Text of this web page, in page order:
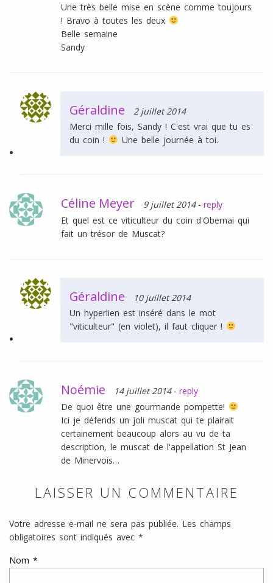
Une très belle mise en scène comme toujours
! Bravo à toutes les deux
Belle semaine
Sandy
Géraldine
2 juillet 2014
Merci mille fois, Sandy ! C'est vrai que tu es
du coin !
Une belle journée à toi.
Céline Meyer 9 juillet 2014 - reply
Et quel est ce viticulteur du coin d'Obernai qui
fait un trésor de Muscat?
Géraldine
10 juillet 2014
Un hyperlien est inséré dans le mot
"viticulteur" (en violet), il faut cliquer !
Noémie 14 juillet 2014 - reply
De quoi être une gourmande pompette!
Ici je défends un joli muscat qui te plairait
certainement beaucoup alors au vu de ta
description, le muscat de l'appellation St Jean
de Minervois…
LAISSER UN COMMENTAIRE
Votre adresse e-mail ne sera pas publiée. Les champs
obligatoires sont indiqués avec *
Nom *